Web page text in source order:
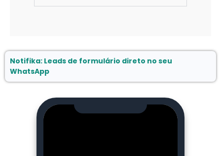
Notifika: Leads de formulário direto no seu
WhatsApp